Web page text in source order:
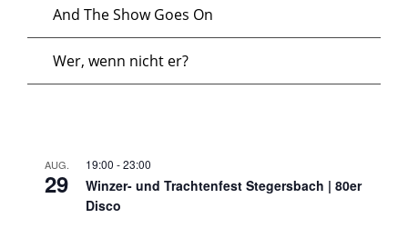
And The Show Goes On
Wer, wenn nicht er?
AUG.
29
19:00 -23:00
Winzer- und Trachtenfest Stegersbach | 80er
Disco